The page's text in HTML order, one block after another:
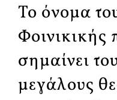
Το όνομα
Φοινικικής
σημαίνει
μεγάλους